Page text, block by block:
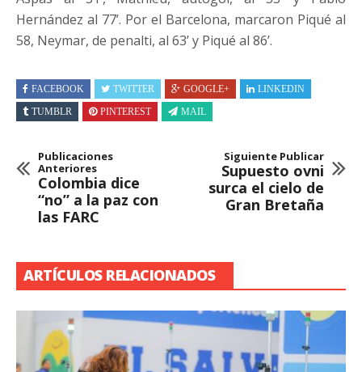
Hernández al 77’. Por el Barcelona, marcaron Piqué al
58, Neymar, de penalti, al 63’ y Piqué al 86’.
FACEBOOK TWITTER GOOGLE+
LINKEDIN
TUMBLR
PINTEREST MAIL
Publicaciones
Anteriores
Colombia dice
“no” a la paz con
las FARC
Siguiente Publicar
Supuesto ovni
surca el cielo de
Gran Bretaña
ARTÍCULOS RELACIONADOS